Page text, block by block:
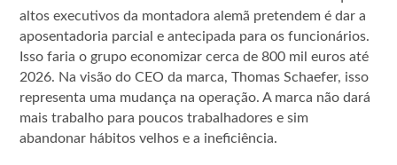
altos executivos da montadora alemã pretendem é dar a
aposentadoria parcial e antecipada para os funcionários.
Isso faria o grupo economizar cerca de 800 mil euros até
2026. Na visão do CEO da marca, Thomas Schaefer, isso
representa uma mudança na operação. A marca não dará
mais trabalho para poucos trabalhadores e sim
abandonar hábitos velhos e a ineficiência.